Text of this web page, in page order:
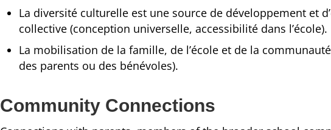
La diversité culturelle est une source de développement et
collective (conception universelle, accessibilité dans l’école).
La mobilisation de la famille, de l’école et de la
des parents ou des bénévoles).
Community Connections